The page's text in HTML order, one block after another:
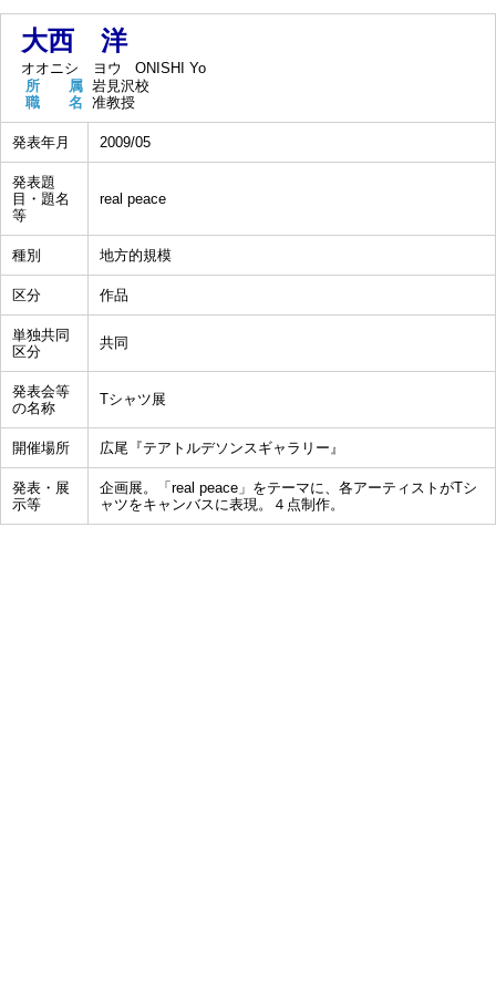
大西 洋
オオニシ ヨウ
ONISHI Yo
所 属 岩見沢校
職 名 准教授
発表年月 2009/05
発表題
目・題名
等
real peace
種別 地方的規模
区分 作品
単独共同
区分
共同
発表会等
の名称
Tシャツ展
開催場所 広尾『テアトルデソンスギャラリー』
発表・展
示等
企画展。「real peace」をテーマに、各アーティストがTシ
ャツをキャンバスに表現。４点制作。